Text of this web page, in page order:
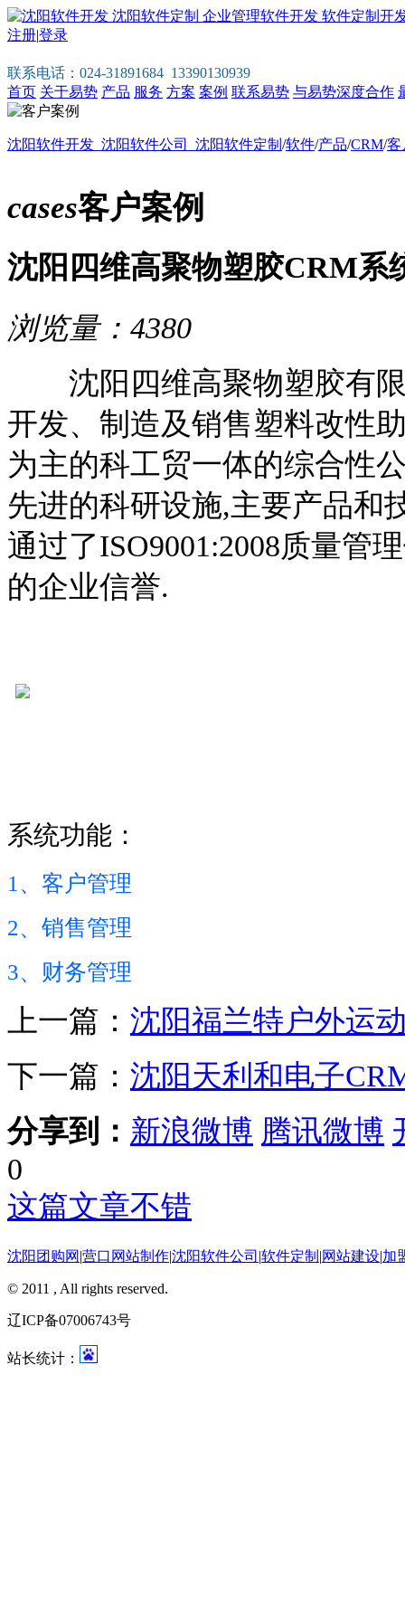
注册|登录
联系电话：024-31891684 13390130939
首页 关于易势 产品 服务 方案 案例 联系易势 与易势深度合作
沈阳软件开发_沈阳软件公司_沈阳软件定制 /软件/产品/CRM/客
cases客户案例
沈阳四维高聚物塑胶CRM系
浏览量：4380
沈阳四维高聚物塑胶有限
开发、制造及销售塑料改性
为主的科工贸一体的综合性
先进的科研设施,主要产品和
通过了ISO9001:2008质量管
的企业信誉.
系统功能：
1、客户管理
2、销售管理
3、财务管理
上一篇： 沈阳福兰特户外运
下一篇： 沈阳天利和电子
分享到： 新浪微博 腾讯微博
0
这篇文章不错
沈阳团购网 |营口网站制作|沈阳软件公司 |软件定制 |网站建设|加
© 2011 , All rights reserved.
辽ICP备07006743号
站长统计：